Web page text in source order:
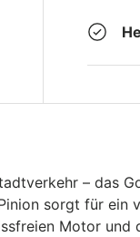
– das
sorgt für ein
Motor und